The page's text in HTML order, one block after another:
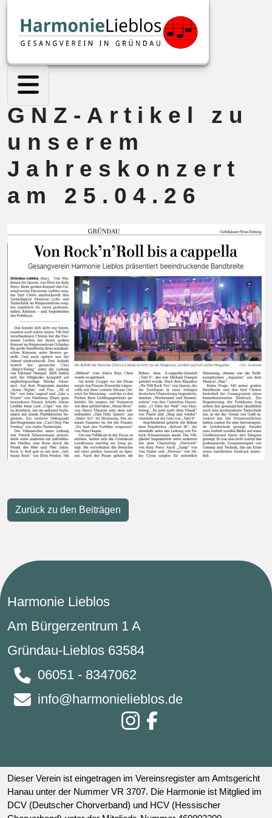
GNZ-Artikel zu
unserem
Jahreskonzert
am 25.04.26
Zurück zu den Beiträgen
Harmonie Lieblos
Am Bürgerzentrum 1 A
Gründau-Lieblos 63584
06051 - 8347062
info@harmonielieblos.de
Dieser Verein ist eingetragen im Vereinsregister am Amtsgericht
Hanau unter der Nummer VR 3707. Die Harmonie ist Mitglied im
DCV (Deutscher Chorverband) und HCV (Hessischer